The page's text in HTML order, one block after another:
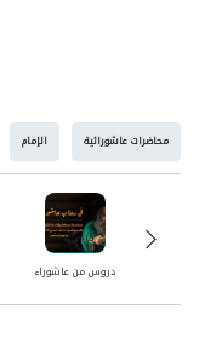
محاضرات عاشورائية الإمام
دروس من عاشوراء